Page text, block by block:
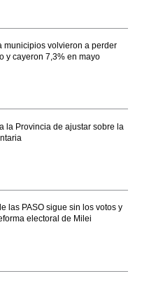
municipios volvieron a perder
y cayeron 7,3% en mayo
la Provincia de ajustar sobre la
las PASO sigue sin los votos y
electoral de Milei